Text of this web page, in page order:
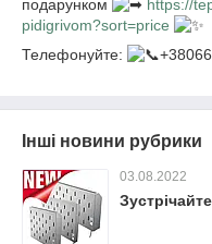
подарунком
https://
pidigrivom?sort=price
Телефонуйте:
Інші новини рубрики
03.08.2022